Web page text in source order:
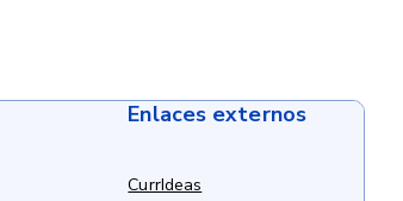
Enlaces externos
CurrIdeas